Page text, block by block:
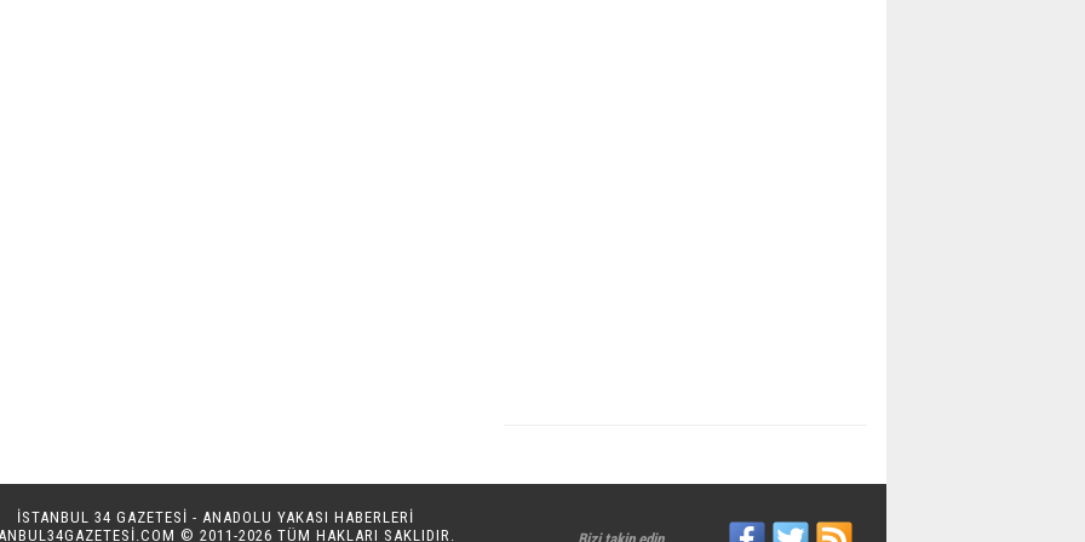
İSTANBUL 34 GAZETESİ - ANADOLU YAKASI HABERLERİ
© 2011-2026 TÜM HAKLARI SAKLIDIR.